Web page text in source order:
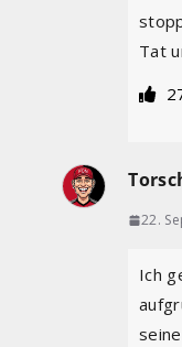
Tat
22.
Ich